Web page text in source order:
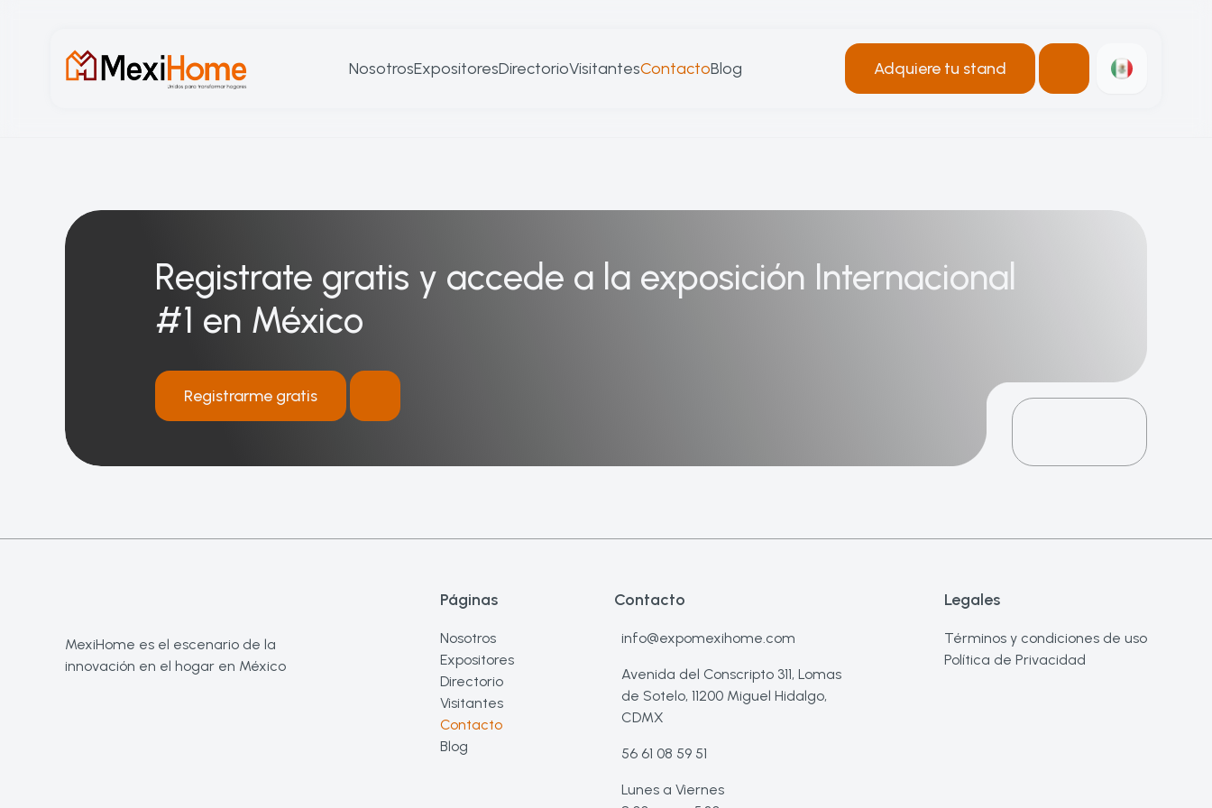
NosotrosExpositoresDirectorioVisitantesContactoBlog Adquiere tu stand
Registrate gratis y accede a la exposición Internacional
#1 en México
Registrarme gratis
MexiHome es el escenario de la
innovación en el hogar en México
Páginas
Nosotros
Expositores
Directorio
Visitantes
Contacto
Blog
Contacto
info@expomexihome.com
Avenida del Conscripto 311, Lomas
de Sotelo, 11200 Miguel Hidalgo,
CDMX
56 61 08 59 51
Lunes a Viernes
Legales
Términos y condiciones de uso
Política de Privacidad